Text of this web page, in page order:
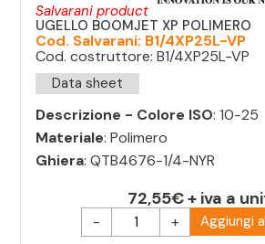
Salvarani product
UGELLO BOOMJET XP POLIMERO
Cod. Salvarani: B1/4XP25L-VP
Cod. costruttore: B1/4XP25L-VP
Data sheet
Descrizione - Colore ISO: 10-25
Materiale: Polimero
Ghiera: QTB4676-1/4-NYR
72,55€ + iva a
- + Aggiungi